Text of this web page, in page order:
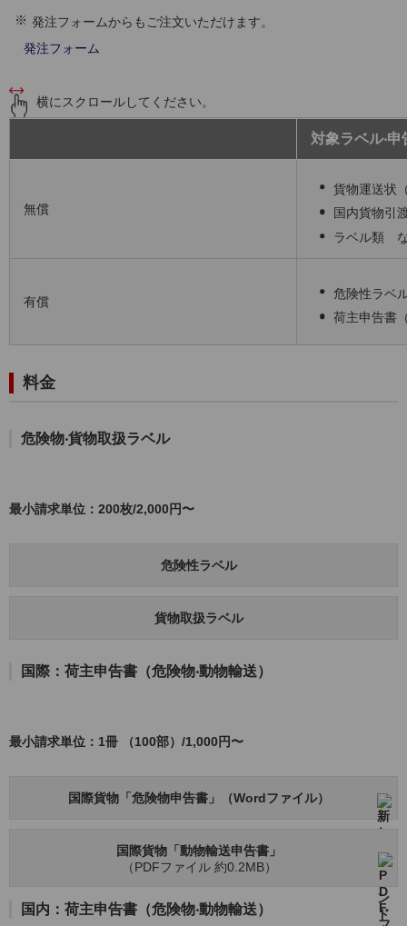
発注フォームからもご注文いただけます。
発注フォーム
横にスクロールしてください。
対象ラベル‧申
無償
貨物運送状
国内貨物引
ラベル類
有償
危険性ラベ
荷主申告書
料金
危険物‧貨物取扱ラベル
最小請求単位：200枚/2,000円〜
危険性ラベル
貨物取扱ラベル
国際：荷主申告書（危険物‧動物輸送）
最小請求単位：1冊 （100部）/1,000円〜
国際貨物「危険物申告書」（Wordファイル）
国際貨物「動物輸送申告書」
（PDFファイル 約0.2MB）
国内：荷主申告書（危険物‧動物輸送）